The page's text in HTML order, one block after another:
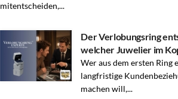
mitentscheiden,...
Der Verlobungsring
welcher Juwelier im
Wer aus dem ersten Ring
langfristige
machen will,...